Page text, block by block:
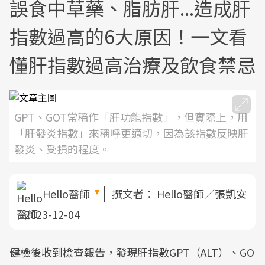
誤食中草藥、脂肪肝...造成肝
指數過高的6大原因！一文看
懂肝指數過高治療及飲食禁忌
GPT、GOT常稱作「肝功能指數」，但實際上，用
「肝發炎指數」來稱呼更適切，因為該指數反映肝
發炎、受損的程度。
Hello醫師 撰文者： Hello醫師／張凱安
2023-12-04
健檢後收到檢查報告，發現肝指數GPT（ALT）、GO